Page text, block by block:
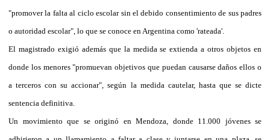
"promover la falta al ciclo escolar sin el debido consentimiento de sus padres
o autoridad escolar", lo que se conoce en Argentina como 'rateada'.
El magistrado exigió además que la medida se extienda a otros objetos en
donde los menores "promuevan objetivos que puedan causarse daños ellos o
a terceros con su accionar", según la medida cautelar, hasta que se dicte
sentencia definitiva.
Un movimiento que se originó en Mendoza, donde 11.000 jóvenes se